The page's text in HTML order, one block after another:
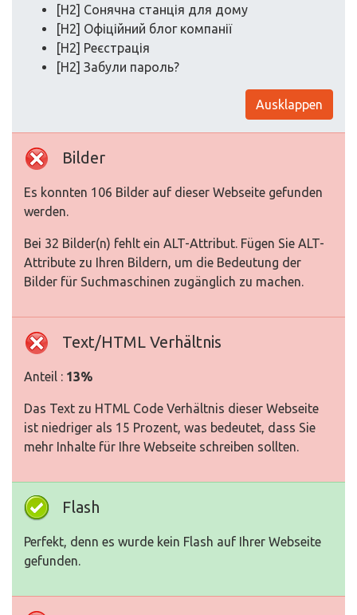
[H2] Cонячна станція для дому
[H2] Офіційний блог компанії
[H2] Реєстрація
[H2] Забули пароль?
Ausklappen
Bilder
Es konnten 106 Bilder auf dieser Webseite gefunden
werden.
Bei 32 Bilder(n) fehlt ein ALT-Attribut. Fügen Sie ALT-
Attribute zu Ihren Bildern, um die Bedeutung der
Bilder für Suchmaschinen zugänglich zu machen.
Text/HTML Verhältnis
Anteil : 13%
Das Text zu HTML Code Verhältnis dieser Webseite
ist niedriger als 15 Prozent, was bedeutet, dass Sie
mehr Inhalte für Ihre Webseite schreiben sollten.
Flash
Perfekt, denn es wurde kein Flash auf Ihrer Webseite
gefunden.